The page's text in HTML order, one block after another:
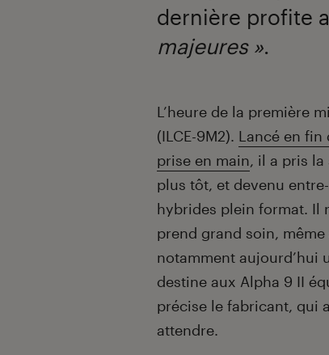
dernière profite
majeures ».
Introduction
L’heure de la première
(ILCE-9M2). Lancé en fin
prise en main, il a pris
plus tôt, et devenu
hybrides plein format. Il
prend grand soin,
notamment aujourd’hui
destine aux Alpha 9 II
précise le fabricant, qui
attendre.